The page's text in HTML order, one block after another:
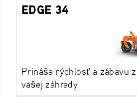
EDGE 34
Prináša rýchlosť a zábavu
vašej záhrady